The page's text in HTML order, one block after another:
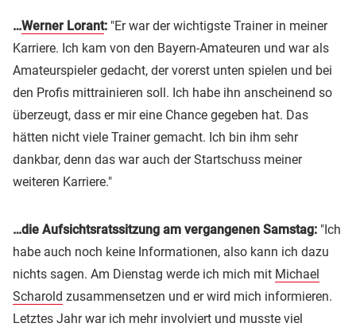
…Werner Lorant: "Er war der wichtigste Trainer in meiner
Karriere. Ich kam von den Bayern-Amateuren und war als
Amateurspieler gedacht, der vorerst unten spielen und bei
den Profis mittrainieren soll. Ich habe ihn anscheinend so
überzeugt, dass er mir eine Chance gegeben hat. Das
hätten nicht viele Trainer gemacht. Ich bin ihm sehr
dankbar, denn das war auch der Startschuss meiner
weiteren Karriere."
…die Aufsichtsratssitzung am vergangenen Samstag: "Ich
habe auch noch keine Informationen, also kann ich dazu
nichts sagen. Am Dienstag werde ich mich mit Michael
Scharold zusammensetzen und er wird mich informieren.
Letztes Jahr war ich mehr involviert und musste viel